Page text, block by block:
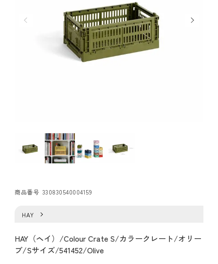
商品番号 330830540004159
HAY
HAY（ヘイ）/Colour Crate S/カラークレート/オリー
ブ/Sサイズ/541452/Olive